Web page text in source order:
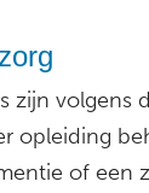
zijn volgens
opleiding
of een